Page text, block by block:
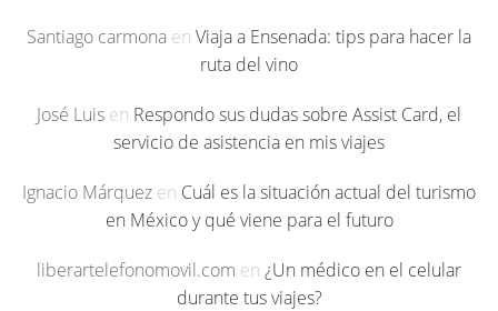
Santiago carmona en Viaja a Ensenada: tips para hacer la
ruta del vino
José Luis en Respondo sus dudas sobre Assist Card, el
servicio de asistencia en mis viajes
Ignacio Márquez en Cuál es la situación actual del turismo
en México y qué viene para el futuro
liberartelefonomovil.com en ¿Un médico en el celular
durante tus viajes?